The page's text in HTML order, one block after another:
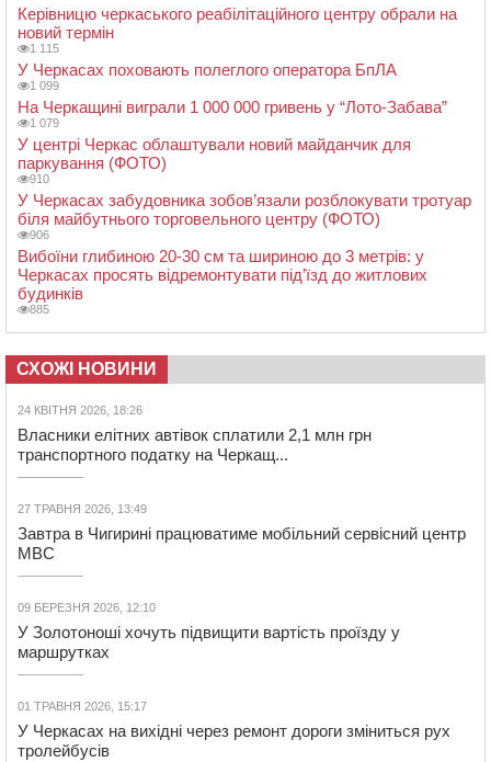
Керівницю черкаського реабілітаційного центру обрали на
новий термін
1 115
У Черкасах поховають полеглого оператора БпЛА
1 099
На Черкащині виграли 1 000 000 гривень у “Лото-Забава”
1 079
У центрі Черкас облаштували новий майданчик для
паркування (ФОТО)
910
У Черкасах забудовника зобов’язали розблокувати тротуар
біля майбутнього торговельного центру (ФОТО)
906
Вибоїни глибиною 20-30 см та шириною до 3 метрів: у
Черкасах просять відремонтувати під’їзд до житлових
будинків
885
СХОЖІ НОВИНИ
24 КВІТНЯ 2026, 18:26
Власники елітних автівок сплатили 2,1 млн грн
транспортного податку на Черкащ...
27 ТРАВНЯ 2026, 13:49
Завтра в Чигирині працюватиме мобільний сервісний центр
МВС
09 БЕРЕЗНЯ 2026, 12:10
У Золотоноші хочуть підвищити вартість проїзду у
маршрутках
01 ТРАВНЯ 2026, 15:17
У Черкасах на вихідні через ремонт дороги зміниться рух
тролейбусів